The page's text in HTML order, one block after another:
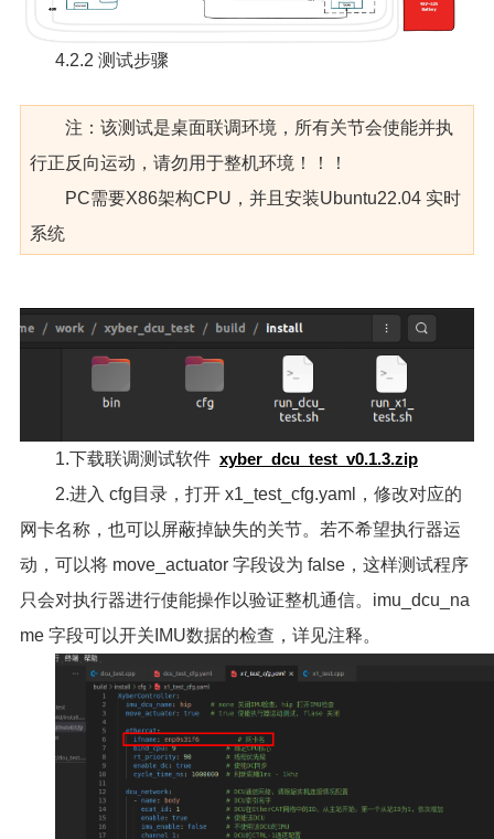
4.2.2 测试步骤
注：该测试是桌面联调环境，所有关节会使能并执
行正反向运动，请勿用于整机环境！！！
PC需要X86架构CPU，并且安装Ubuntu22.04 实时
系统
1.下载联调测试软件 xyber_dcu_test_v0.1.3.zip
2.进入 cfg目录，打开 x1_test_cfg.yaml，修改对应的
网卡名称，也可以屏蔽掉缺失的关节。若不希望执行器运
动，可以将 move_actuator 字段设为 false，这样测试程序
只会对执行器进行使能操作以验证整机通信。imu_dcu_na
me 字段可以开关IMU数据的检查，详见注释。